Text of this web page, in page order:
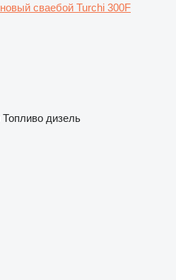
новый сваебой Turchi 300F
Топливо дизель